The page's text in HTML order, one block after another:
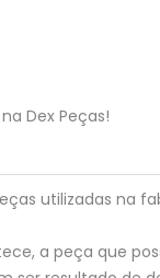
Dex Peças!
utilizadas na
a peça que